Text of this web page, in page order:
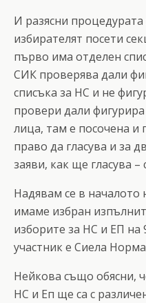
И разясни процедурата
избирателят посети
първо има отделен
СИК проверява дали
списъка за НС и не
провери дали
лица, там е посочена и
право да гласува и за
заяви, как ще гласува
Надявам се в
имаме избран
изборите за НС и ЕП на
участник е Сиела
Нейкова също обясни,
НС и Еп ще са с